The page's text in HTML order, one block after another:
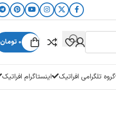
0 تومان
گروه تلگرامی افراتیک اینستاگرام افراتیک